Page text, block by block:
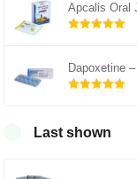
Apcalis Oral
Dapoxetine
Last shown